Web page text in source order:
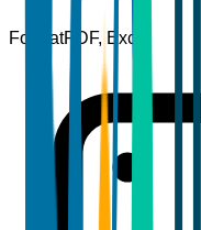
FormatPDF, Excel